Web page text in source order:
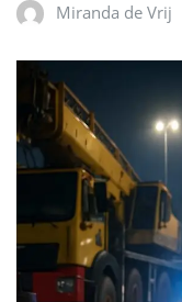
Miranda de Vrij